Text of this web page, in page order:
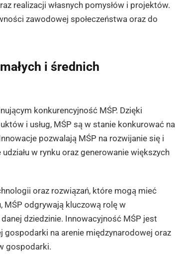
realizacji własnych pomysłów i projektów.
zawodowej społeczeństwa oraz do
i średnich
konkurencyjność MŚP. Dzięki
i usług, MŚP są w stanie konkurować na
pozwalają MŚP na rozwijanie się i
w rynku oraz generowanie większych
oraz rozwiązań, które mogą mieć
MŚP odgrywają kluczową rolę w
dziedzinie. Innowacyjność MŚP jest
na arenie międzynarodowej oraz
gospodarki.